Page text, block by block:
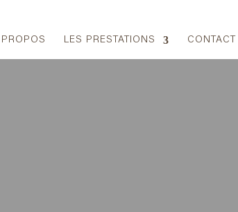
LES PRESTATIONS CONTACT